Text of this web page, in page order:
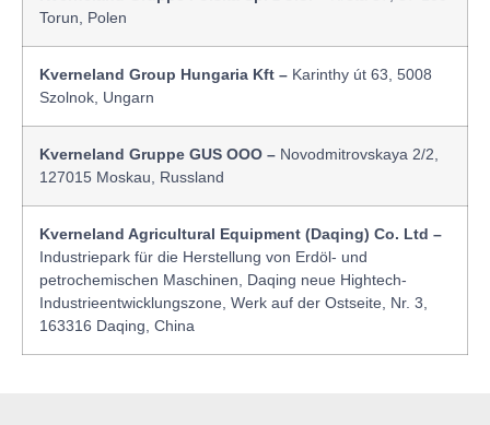
Torun, Polen
Kverneland Group Hungaria Kft – Karinthy út 63, 5008
Szolnok, Ungarn
Kverneland Gruppe GUS OOO – Novodmitrovskaya 2/2,
127015 Moskau, Russland
Kverneland Agricultural Equipment (Daqing) Co. Ltd –
Industriepark für die Herstellung von Erdöl- und
petrochemischen Maschinen, Daqing neue Hightech-
Industrieentwicklungszone, Werk auf der Ostseite, Nr. 3,
163316 Daqing, China